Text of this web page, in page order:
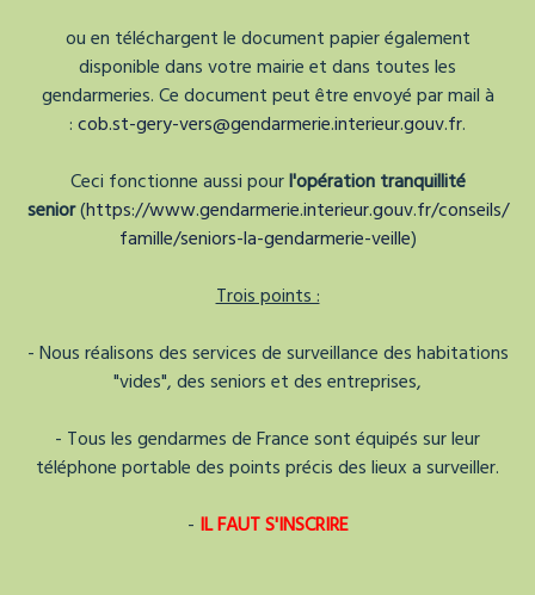
ou en téléchargent le document papier également
disponible dans votre mairie et dans toutes les
gendarmeries. Ce document peut être envoyé par mail à
:cob.st-gery-vers@gendarmerie.interieur.gouv.fr.
Ceci fonctionne aussi pourl'opération tranquillité
senior(https://www.gendarmerie.interieur.gouv.fr/conseils/
famille/seniors-la-gendarmerie-veille)
Trois points :
- Nous réalisons des services de surveillance des habitations
"vides", des seniors et des entreprises,
- Tous les gendarmes de France sont équipés sur leur
téléphone portable des points précis des lieux a surveiller.
- IL FAUT S'INSCRIRE